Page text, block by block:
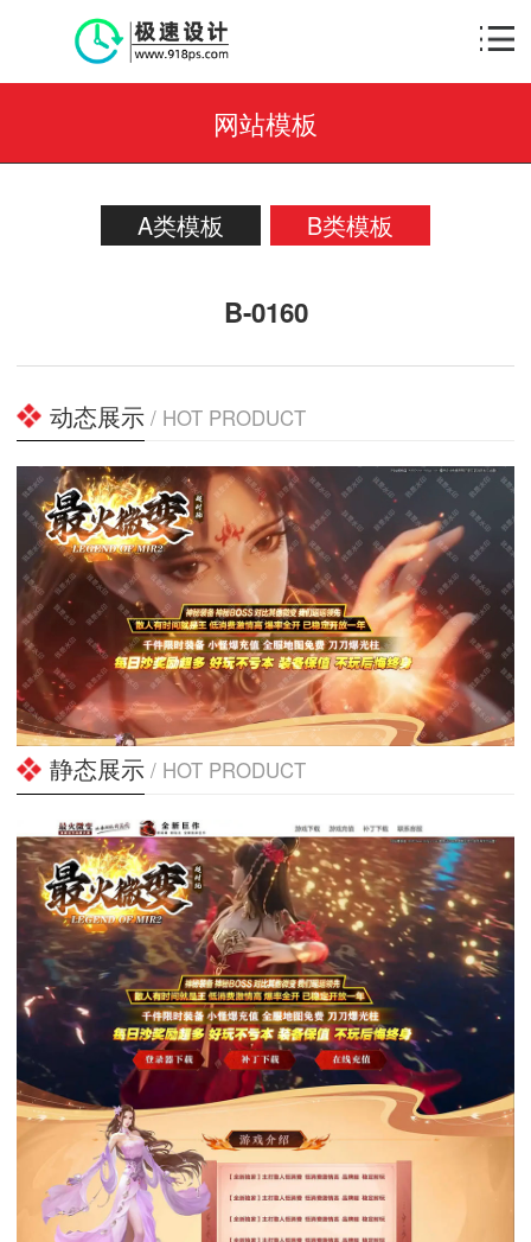
网站模板
A类模板 B类模板
B-0160
动态展示 / HOT PRODUCT
静态展示 / HOT PRODUCT